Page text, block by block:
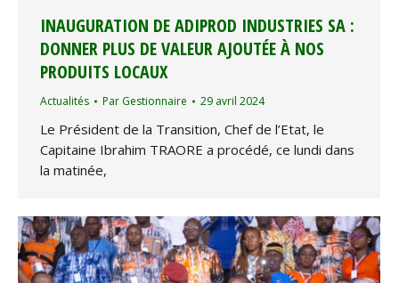
INAUGURATION DE ADIPROD INDUSTRIES SA :
DONNER PLUS DE VALEUR AJOUTÉE À NOS
PRODUITS LOCAUX
Actualités Par Gestionnaire 29 avril 2024
Le Président de la Transition, Chef de l’Etat, le
Capitaine Ibrahim TRAORE a procédé, ce lundi dans
la matinée,